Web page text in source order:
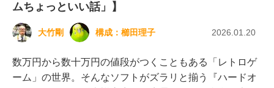
ムちょっといい話」】
大竹剛 構成： 櫛田理子 2026.01.20
数万円から数十万円の値段がつくこともある「レトロゲ
ーム」の世界。そんなソフトがズラリと揃う『ハードオ